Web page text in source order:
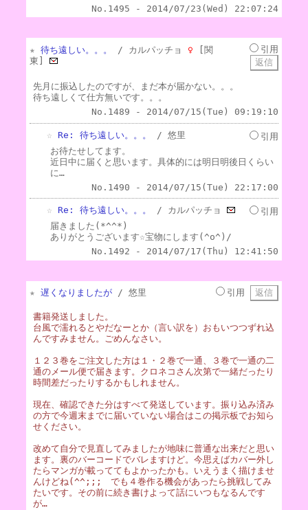
No.1495 - 2014/07/23(Wed) 22:07:24
★ 待ち遠しい。。。 / カルパッチョ ♀ [関
東]
引用
先月に振込したのですが、まだ本が届かない。。。
待ち遠しくて仕方無いです。。。
No.1489 - 2014/07/15(Tue) 09:19:10
☆ Re: 待ち遠しい。。。 / 悠里
引用
お待たせしてます。
近日中に届くと思います。具体的には明日明後日くらい
に…
No.1490 - 2014/07/15(Tue) 22:17:00
☆ Re: 待ち遠しい。。。 / カルパッチョ
引用
届きました(*^^*)
ありがとうございます☆宝物にします(^o^)/
No.1492 - 2014/07/17(Thu) 12:41:50
★ 遅くなりましたが / 悠里 引用
書籍発送しました。
台風で濡れるとやだなーとか（言い訳を）おもいつつずれ込
んですみません。ごめんなさい。
１２３巻をご注文した方は１・２巻で一通、３巻で一通の二
通のメール便で届きます。クロネコさん次第で一緒だったり
時間差だったりするかもしれません。
現在、確認できた分はすべて発送しています。振り込み済み
の方で今週末までに届いていない場合はこの掲示板でお知ら
せください。
改めて自分で見直してみましたが地味に普通な出来だと思い
ます。裏のバーコードでバレますけど。今思えばカバー外し
たらマンガが載っててもよかったかも。いえうまく描けませ
んけどね(^^;;; でも４巻作る機会があったら挑戦してみ
たいです。その前に続き書けよって話にいつもなるんです
が…